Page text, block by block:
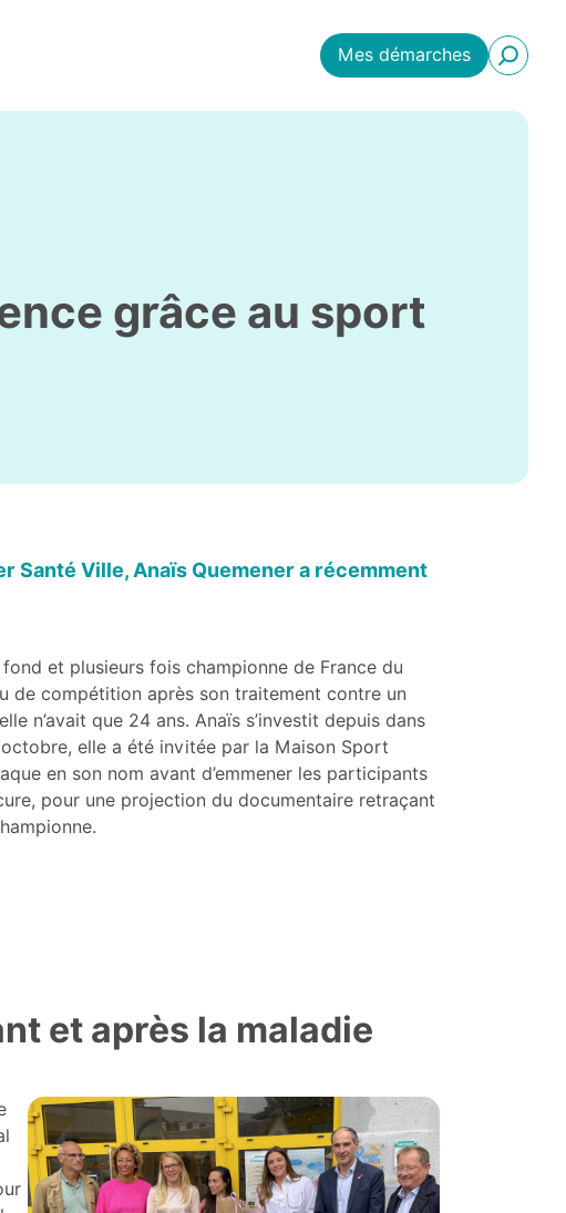
Mes démarches
grâce au sport
Santé Ville, Anaïs Quemener a récemment
et plusieurs fois championne de France du
de compétition après son traitement contre un
n’avait que 24 ans. Anaïs s’investit depuis dans
elle a été invitée par la Maison Sport
en son nom avant d’emmener les participants
pour une projection du documentaire retraçant
et après la maladie